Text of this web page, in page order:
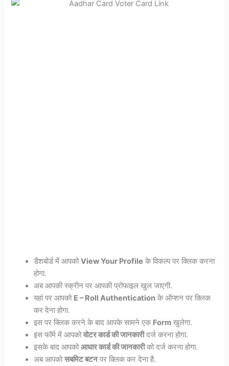
डैशबोर्ड में आपकोView Your Profile के विकल्प पर क्लिक करना
होगा.
अब आपकी स्क्रीन पर आपकी प्रोफाइल खुल जाएगी.
यहां पर आपको E – Roll Authentication के ऑप्शन पर क्लिक
कर देना होगा.
इस पर क्लिक करने के बाद आपके सामने एक Form खुलेगा.
इस फॉर्म में आपकोवोटर कार्ड की जानकारीदर्ज करना होगा.
इसके बाद आपकोआधार कार्ड की जानकारीको दर्ज करना होगा.
अब आपकोसबमिट बटनपर क्लिक कर देना है.